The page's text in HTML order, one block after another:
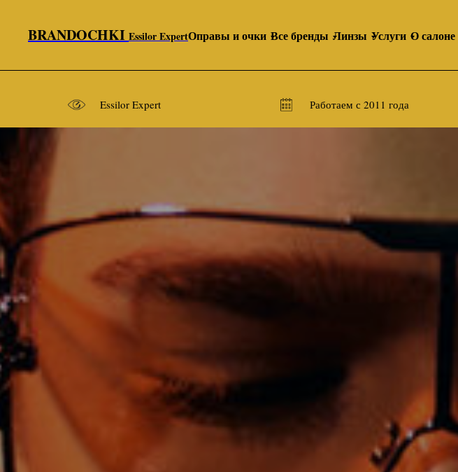
BRANDOCHKI Essilor ExpertОправы и очки Все бренды Линзы Услуги О салоне
Essilor Expert Работаем с 2011 года